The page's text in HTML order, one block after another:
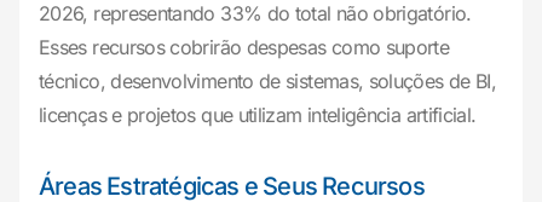
2026, representando 33% do total não obrigatório.
Esses recursos cobrirão despesas como suporte
técnico, desenvolvimento de sistemas, soluções de BI,
licenças e projetos que utilizam inteligência artificial.
Áreas Estratégicas e Seus Recursos